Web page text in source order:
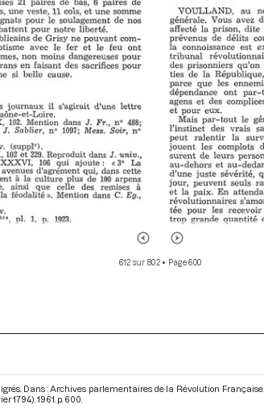
612 sur 802• Page 600
Dans : Archives parlementaires de la Révolution
1794) . 1961. p. 600.